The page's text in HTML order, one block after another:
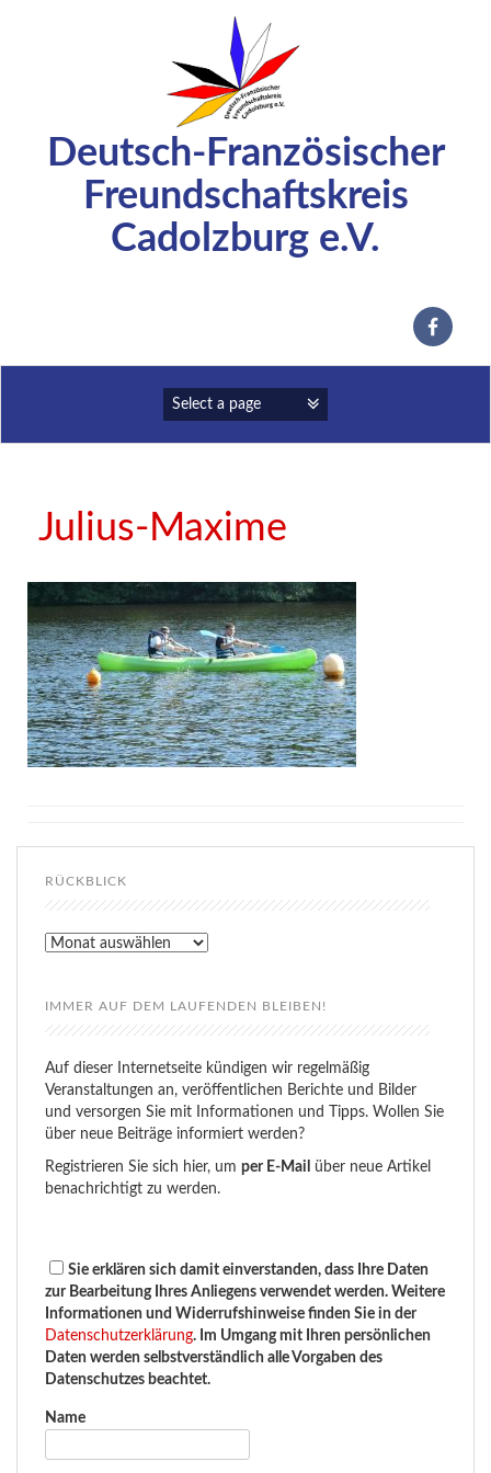
Deutsch-Französischer
Freundschaftskreis
Cadolzburg e.V.
Julius-Maxime
RÜCKBLICK
Rückblick
IMMER AUF DEM LAUFENDEN BLEIBEN!
Auf dieser Internetseite kündigen wir regelmäßig
Veranstaltungen an, veröffentlichen Berichte und Bilder
und versorgen Sie mit Informationen und Tipps. Wollen Sie
über neue Beiträge informiert werden?
Registrieren Sie sich hier, um per E-Mail
über neue Artikel
benachrichtigt zu werden.
Sie erklären sich damit einverstanden, dass Ihre Daten
zur Bearbeitung Ihres Anliegens verwendet werden. Weitere
Informationen und Widerrufshinweise finden Sie in der
Datenschutzerklärung. Im Umgang mit Ihren persönlichen
Daten werden selbstverständlich alle Vorgaben des
Datenschutzes beachtet.
Name